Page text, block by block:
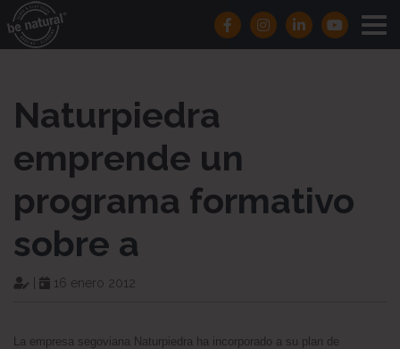
Naturpiedra
emprende un
programa formativo
sobre a
16 enero 2012
La empresa segoviana Naturpiedra ha incorporado a su plan de